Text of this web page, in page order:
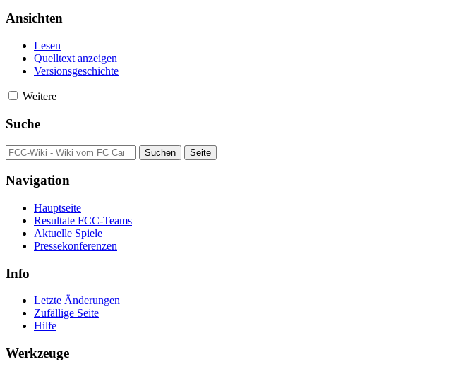
Ansichten
Lesen
Quelltext anzeigen
Versionsgeschichte
Weitere
Suche
Navigation
Hauptseite
Resultate FCC-Teams
Aktuelle Spiele
Pressekonferenzen
Info
Letzte Änderungen
Zufällige Seite
Hilfe
Werkzeuge